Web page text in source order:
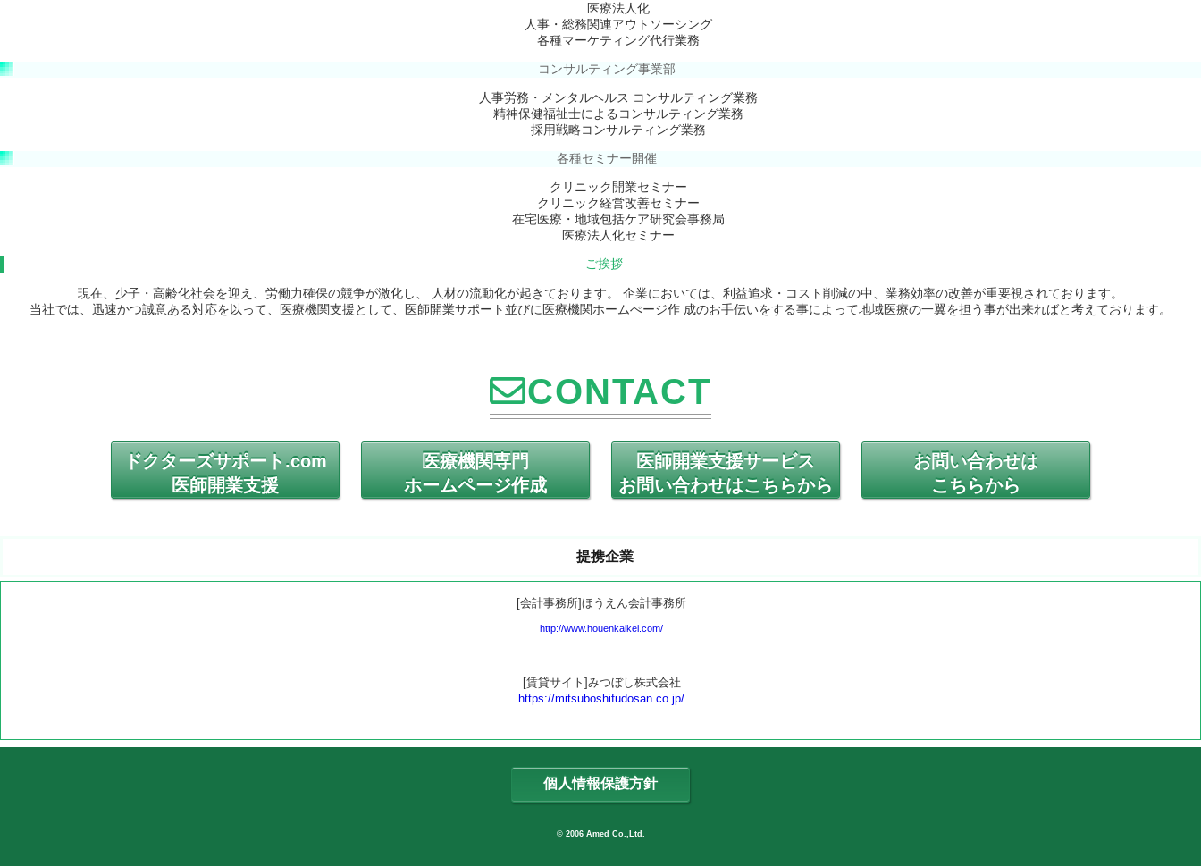
医療法人化
人事・総務関連アウトソーシング
各種マーケティング代行業務
コンサルティング事業部
人事労務・メンタルヘルス コンサルティング業務
精神保健福祉士によるコンサルティング業務
採用戦略コンサルティング業務
各種セミナー開催
クリニック開業セミナー
クリニック経営改善セミナー
在宅医療・地域包括ケア研究会事務局
医療法人化セミナー
ご挨拶
現在、少子・高齢化社会を迎え、労働力確保の競争が激化し、 人材の流動化が起きております。 企業においては、利益追求・コスト削減の中、業務効率の改善が重要視されております。
当社では、迅速かつ誠意ある対応を以って、医療機関支援として、医師開業サポート並びに医療機関ホームぺージ作 成のお手伝いをする事によって地域医療の一翼を担う事が出来ればと考えております。
CONTACT
ドクターズサポート.com
医師開業支援
医療機関専門
ホームページ作成
医師開業支援サービス
お問い合わせはこちらから
お問い合わせは
こちらから
提携企業
[会計事務所]ほうえん会計事務所
http://www.houenkaikei.com/
[賃貸サイト]みつぼし株式会社
https://mitsuboshifudosan.co.jp/
個人情報保護方針
© 2006 Amed Co.,Ltd.